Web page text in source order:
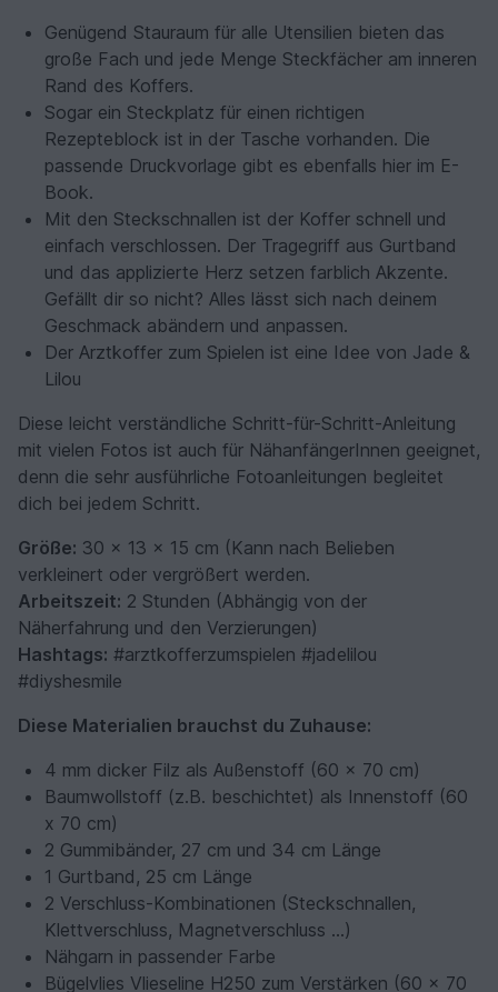
Genügend Stauraum für alle Utensilien bieten das
große Fach und jede Menge Steckfächer am inneren
Rand des Koffers.
Sogar ein Steckplatz für einen richtigen
Rezepteblock ist in der Tasche vorhanden. Die
passende Druckvorlage gibt es ebenfalls hier im E-
Book.
Mit den Steckschnallen ist der Koffer schnell und
einfach verschlossen. Der Tragegriff aus Gurtband
und das applizierte Herz setzen farblich Akzente.
Gefällt dir so nicht? Alles lässt sich nach deinem
Geschmack abändern und anpassen.
Der Arztkoffer zum Spielen ist eine Idee von Jade &
Lilou
Diese leicht verständliche Schritt-für-Schritt-Anleitung
mit vielen Fotos ist auch für NähanfängerInnen geeignet,
denn die sehr ausführliche Fotoanleitungen begleitet
dich bei jedem Schritt.
Größe: 30 x 13 x 15 cm (Kann nach Belieben
verkleinert oder vergrößert werden.
Arbeitszeit: 2 Stunden (Abhängig von der
Näherfahrung und den Verzierungen)
Hashtags: #arztkofferzumspielen #jadelilou
#diyshesmile
Diese Materialien brauchst du Zuhause:
4 mm dicker Filz als Außenstoff (60 x 70 cm)
Baumwollstoff (z.B. beschichtet) als Innenstoff (60
x 70 cm)
2 Gummibänder, 27 cm und 34 cm Länge
1 Gurtband, 25 cm Länge
2 Verschluss-Kombinationen (Steckschnallen,
Klettverschluss, Magnetverschluss ...)
Nähgarn in passender Farbe
Bügelvlies Vlieseline H250 zum Verstärken (60 x 70